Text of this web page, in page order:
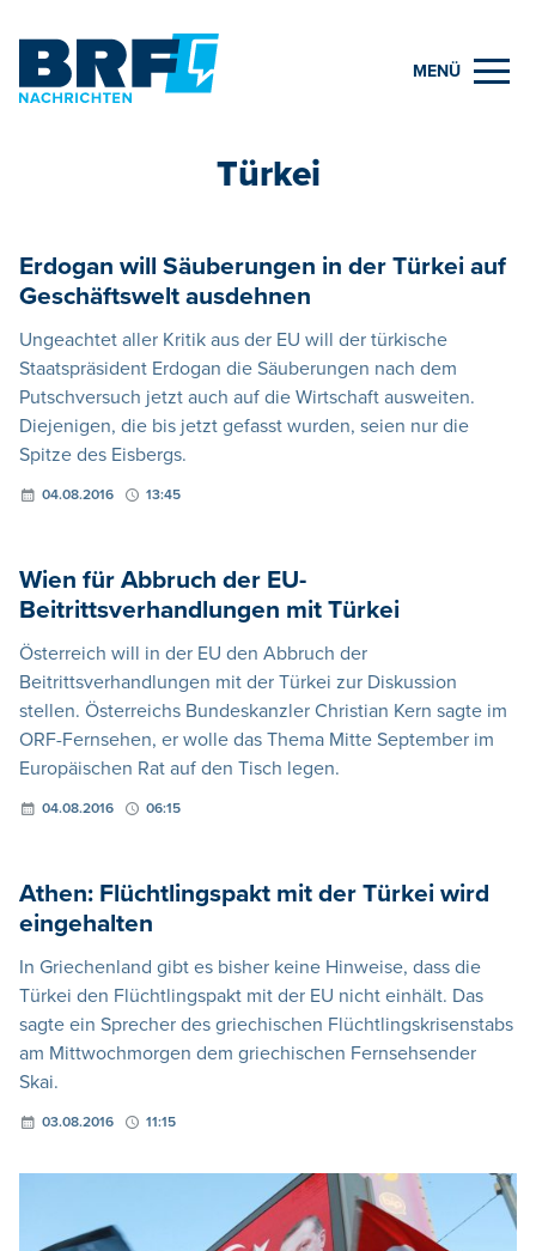
MENÜ
Türkei
Erdogan will Säuberungen in der Türkei auf
Geschäftswelt ausdehnen
Ungeachtet aller Kritik aus der EU will der türkische
Staatspräsident Erdogan die Säuberungen nach dem
Putschversuch jetzt auch auf die Wirtschaft ausweiten.
Diejenigen, die bis jetzt gefasst wurden, seien nur die
Spitze des Eisbergs.
04.08.2016 13:45
Wien für Abbruch der EU-
Beitrittsverhandlungen mit Türkei
Österreich will in der EU den Abbruch der
Beitrittsverhandlungen mit der Türkei zur Diskussion
stellen. Österreichs Bundeskanzler Christian Kern sagte im
ORF-Fernsehen, er wolle das Thema Mitte September im
Europäischen Rat auf den Tisch legen.
04.08.2016 06:15
Athen: Flüchtlingspakt mit der Türkei wird
eingehalten
In Griechenland gibt es bisher keine Hinweise, dass die
Türkei den Flüchtlingspakt mit der EU nicht einhält. Das
sagte ein Sprecher des griechischen Flüchtlingskrisenstabs
am Mittwochmorgen dem griechischen Fernsehsender
Skai.
03.08.2016 11:15